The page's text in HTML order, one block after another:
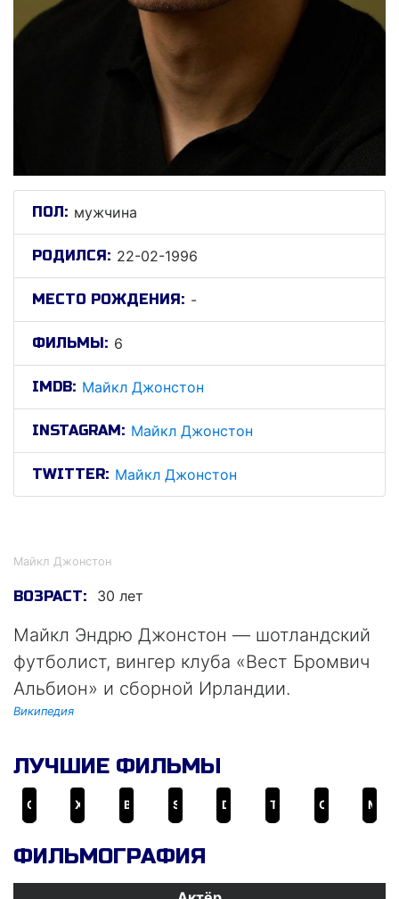
ПОЛ: мужчина
РОДИЛСЯ: 22-02-1996
МЕСТО РОЖДЕНИЯ: -
ФИЛЬМЫ: 6
IMDB: Майкл Джонстон
INSTAGRAM: Майкл Джонстон
TWITTER: Майкл Джонстон
Майкл Джонстон
ВОЗРАСТ: 30 лет
Майкл Эндрю Джонстон — шотландский
футболист, вингер клуба «Вест Бромвич
Альбион» и сборной Ирландии.
Википедия
ЛУЧШИЕ ФИЛЬМЫ
ФИЛЬМОГРАФИЯ